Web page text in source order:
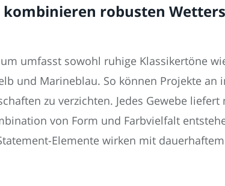
robusten
umfasst sowohl ruhige Klassikertöne
und Marineblau. So können Projekte
zu verzichten. Jedes Gewebe
von Form und Farbvielfalt
Elemente wirken mit